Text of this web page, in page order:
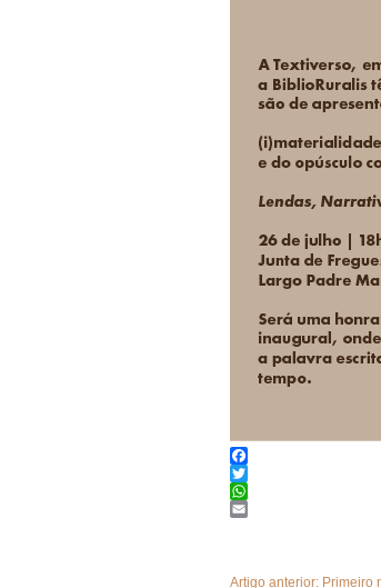
Facebook
Twitter
WhatsApp
Artigo anterior: Primeiro